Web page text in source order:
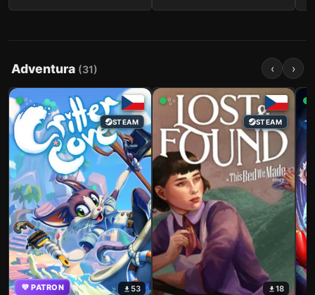
Adventura (31) ‹ ›
✨
STEAM
💜 PATRON 53
✨
STEAM
18